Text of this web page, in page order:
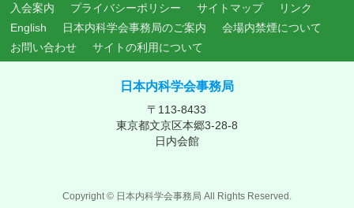
入会案内 プライバシーポリシー サイトマップ
リンク
English
日本内科学会事務局のご案内
会場内禁煙について
お問い合わせ
サイトの利用について
日本内科学会事務局
〒113-8433
東京都文京区本郷3-28-8
日内会館
Copyright © 日本内科学会事務局 All Rights Reserved.